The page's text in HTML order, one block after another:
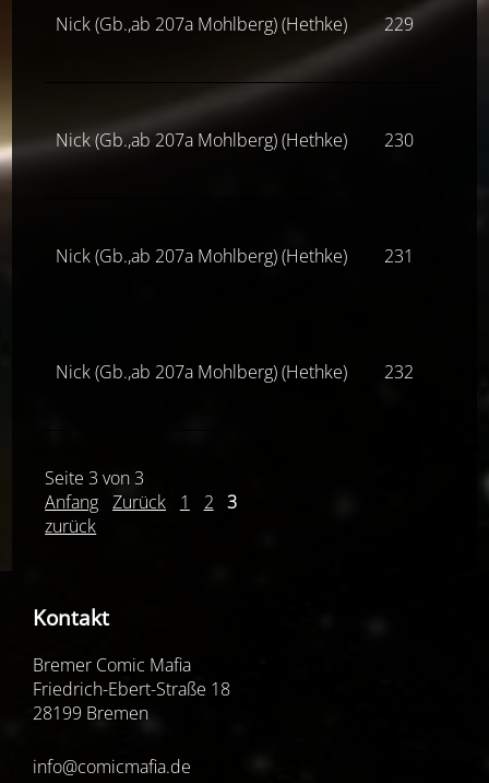
Nick (Gb.,ab 207a Mohlberg) (Hethke) 229
Nick (Gb.,ab 207a Mohlberg) (Hethke) 230
Nick (Gb.,ab 207a Mohlberg) (Hethke) 231
Nick (Gb.,ab 207a Mohlberg) (Hethke) 232
Seite 3 von 3
Anfang Zurück 1 2
3
zurück
Kontakt
Bremer Comic Mafia
Friedrich-Ebert-Straße 18
28199 Bremen
info@comicmafia.de